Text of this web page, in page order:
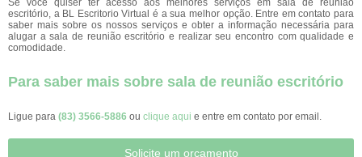
Se você quiser ter acesso aos melhores serviços em sala de reunião
escritório, a BL Escritorio Virtual é a sua melhor opção. Entre em contato para
saber mais sobre os nossos serviços e obter a informação necessária para
alugar a sala de reunião escritório e realizar seu encontro com qualidade e
comodidade.
Para saber mais sobre sala de reunião escritório
Ligue para (83) 3566-5886 ou clique aqui e entre em contato por email.
Solicite um orçamento